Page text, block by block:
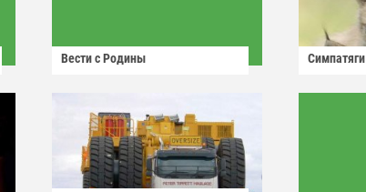
Вести с Родины Симпатяги